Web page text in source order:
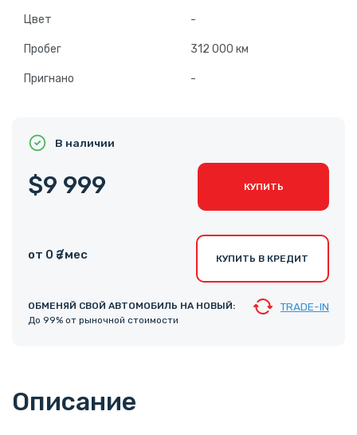
Цвет -
Пробег 312 000 км
Пригнано -
В наличии
$9 999 КУПИТЬ
от 0 ₴ /мес КУПИТЬ В КРЕДИТ
ОБМЕНЯЙ СВОЙ АВТОМОБИЛЬ НА НОВЫЙ:
До 99% от рыночной стоимости
TRADE-IN
Описание